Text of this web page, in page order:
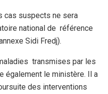
cas suspects ne sera
national de référence
Sidi Fredj).
transmises par les
également le ministère. Il a
des interventions